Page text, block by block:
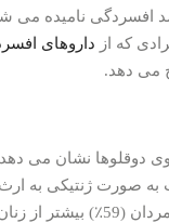
داروهای
می دهد.
دوقلوها نشان می دهد
صورت ژنتیکی به ارث
زنان (29٪) است.